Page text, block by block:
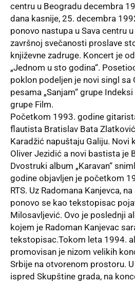
centru u Beogradu decembra
dana kasnije, 25. decembra
ponovo nastupa u Sava centru
završnoj svečanosti proslave
književne zadruge. Koncert je
„Jednom u sto godina“.
poklon podeljen je novi singl sa
pesama „Sanjam“ grupe
grupe Film.
Početkom 1993. godine
flautista Bratislav Bata
Karadžić napuštaju Galiju. Novi
Oliver Jezidić a novi bastista je
Dvostruki album „Karavan“
godine objavljen je početkom
RTS. Uz Radomana Kanjevca,
ponovo se kao tekstopisac
Milosavljević. Ovo je poslednji
kojem je Radoman Kanjevac
tekstopisac.Tokom leta 1994.
promovisan je nizom velikih
Srbije na otvorenom prostoru.
ispred Skupštine grada, na